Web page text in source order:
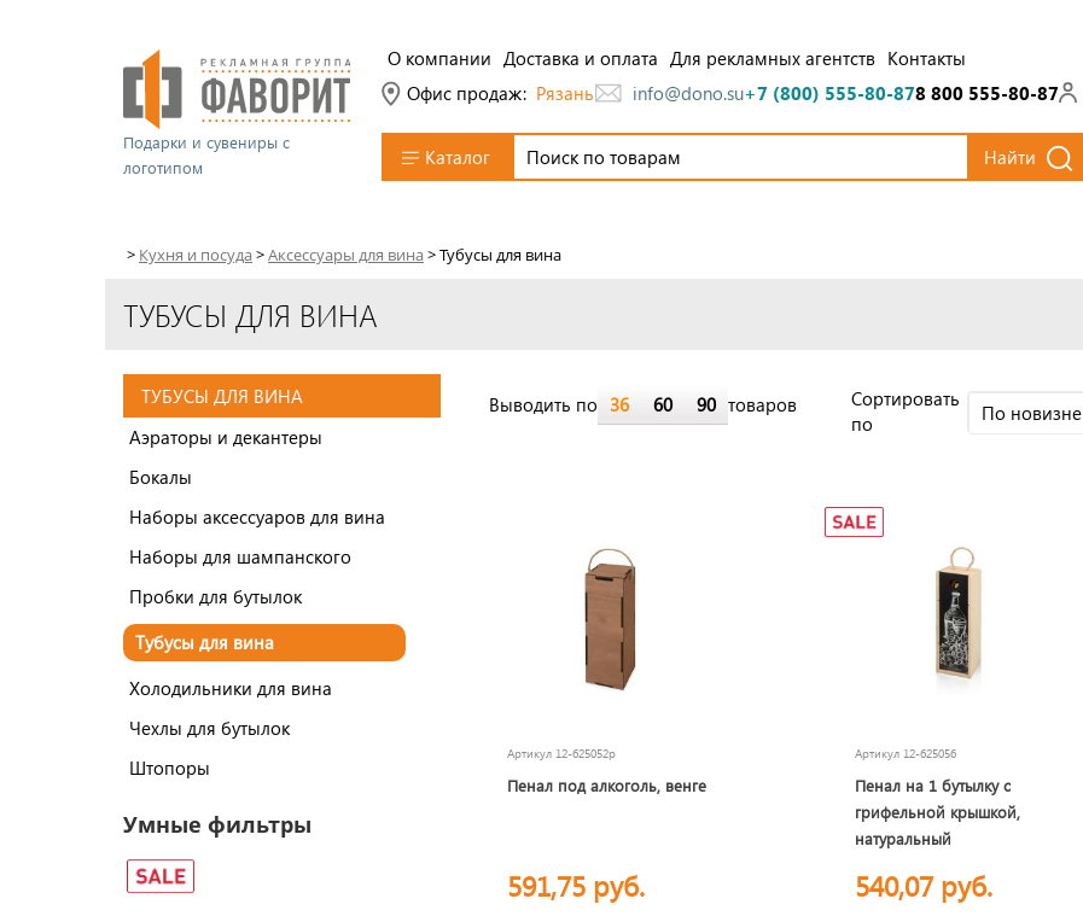
Подарки и сувениры с
логотипом
О компании Доставка и оплата Для рекламных агентств Контакты
Офис продаж: Рязань info@dono.su+7 (800) 555-80-878 800 555-80-87
Каталог Найти
> Кухня и посуда>Аксессуары для вина>Тубусы для вина
ТУБУСЫ ДЛЯ ВИНА
ТУБУСЫ ДЛЯ ВИНА
Аэраторы и декантеры
Бокалы
Наборы аксессуаров для вина
Наборы для шампанского
Пробки для бутылок
Тубусы для вина
Холодильники для вина
Чехлы для бутылок
Штопоры
Умные фильтры
Выводить по 36 60 90 товаров
Cортировать
по
По новизне
Артикул 12-625052p
Пенал под алкоголь, венге
591,75 руб.
Артикул 12-625056
Пенал на 1 бутылку с
грифельной крышкой,
натуральный
540,07 руб.